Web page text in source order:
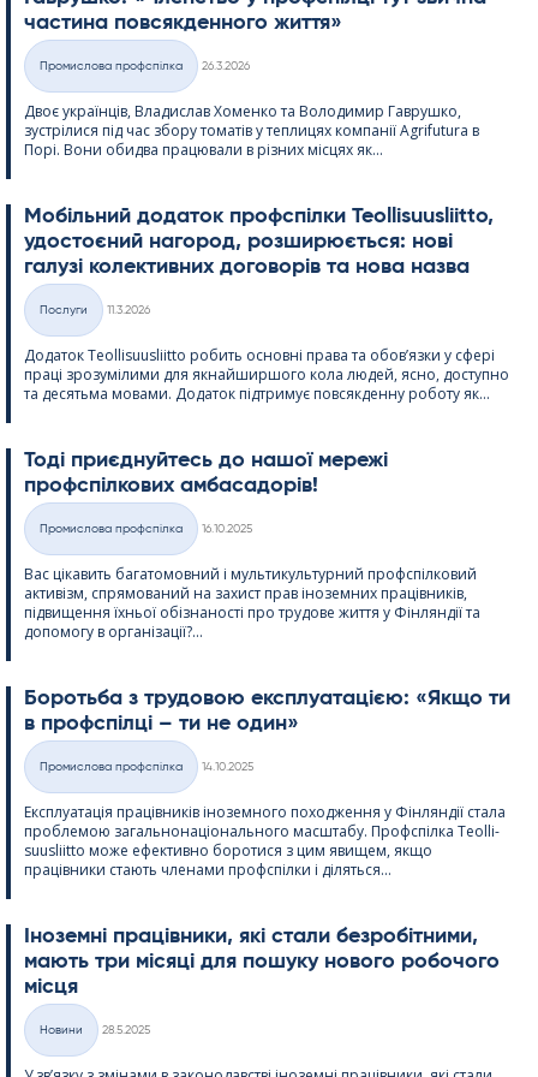
частина повсякденного життя»
Категорії
Промислова профспілка
26.3.2026
Двоє українців, Владислав Хоменко та Володимир Гаврушко,
зустрілися під час збору томатів у теплицях компанії Agri­fu­tura в
Порі. Вони обидва працювали в різних місцях як...
Мобільний додаток профспілки Teol­li­suus­liitto,
удостоєний нагород, розширюється: нові
галузі колективних договорів та нова назва
Категорії
Послуги
11.3.2026
Додаток Teol­li­suus­liitto робить основні права та обов’язки у сфері
праці зрозумілими для якнайширшого кола людей, ясно, доступно
та десятьма мовами. Додаток підтримує повсякденну роботу як...
Тоді приєднуйтесь до нашої мережі
профспілкових амбасадорів!
Категорії
Промислова профспілка
16.10.2025
Вас цікавить багатомовний і мультикультурний профспілковий
активізм, спрямований на захист прав іноземних працівників,
підвищення їхньої обізнаності про трудове життя у Фінляндії та
допомогу в організації?...
Боротьба з трудовою експлуатацією: «Якщо ти
в профспілці – ти не один»
Категорії
Промислова профспілка
14.10.2025
Експлуатація працівників іноземного походження у Фінляндії стала
проблемою загальнонаціонального масштабу. Профспілка Teol­li­
suus­liitto може ефективно боротися з цим явищем, якщо
працівники стають членами профспілки і діляться...
Іноземні працівники, які стали безробітними,
мають три місяці для пошуку нового робочого
місця
Категорії
Новини
28.5.2025